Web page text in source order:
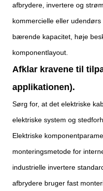
afbrydere, invertere og
kommercielle eller
bærende kapacitet, høje
komponentlayout.
Afklar kravene til
applikationen).
Sørg for, at det elektriske
elektriske system og
Elektriske
monteringsmetode for
industrielle invertere
afbrydere bruger fast